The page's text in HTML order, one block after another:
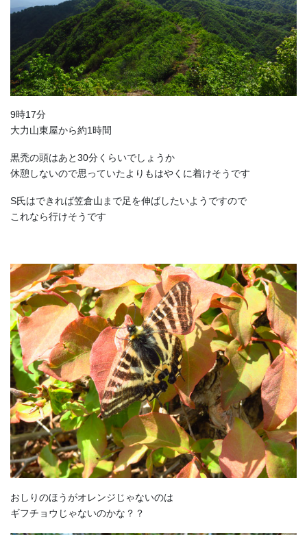
9時17分
大力山東屋から約1時間
黒禿の頭はあと30分くらいでしょうか
休憩しないので思っていたよりもはやくに着けそうです
S氏はできれば笠倉山まで足を伸ばしたいようですので
これなら行けそうです
おしりのほうがオレンジじゃないのは
ギフチョウじゃないのかな？？